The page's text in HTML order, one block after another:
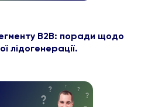
B2B: поради щодо
лідогенерації.